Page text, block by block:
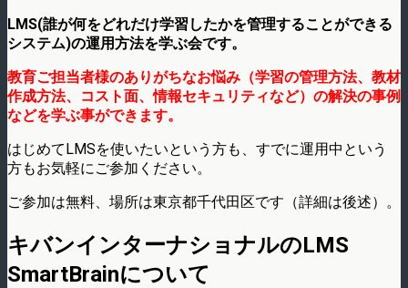
LMS(誰が何をどれだけ学習したかを管理することができる
システム)の運用方法を学ぶ会です。
教育ご担当者様のありがちなお悩み（学習の管理方法、教材
作成方法、コスト面、情報セキュリティなど）の解決の事例
などを学ぶ事ができます。
はじめてLMSを使いたいという方も、すでに運用中という
方もお気軽にご参加ください。
ご参加は無料、場所は東京都千代田区です（詳細は後述）。
キバンインターナショナルのLMS
SmartBrainについて